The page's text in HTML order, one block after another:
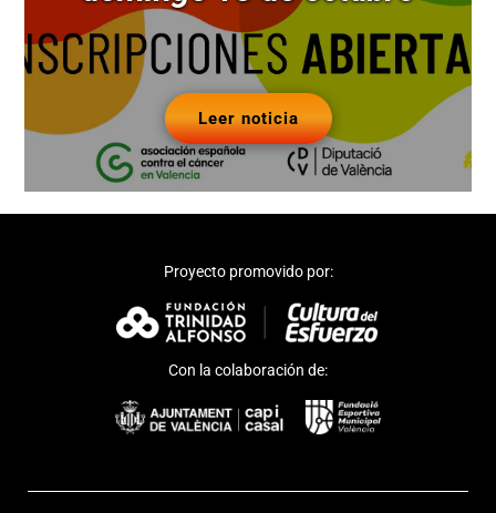
Leer noticia
Proyecto promovido por:
Con la colaboración de: